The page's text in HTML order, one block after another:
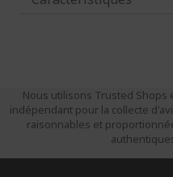
Nous utilisons Trusted Shops
indépendant pour la collecte
raisonnables et